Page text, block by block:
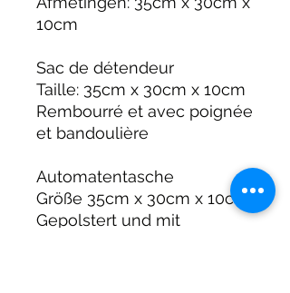
10cm
Sac de détendeur
Taille: 35cm x 30cm x 10cm
Rembourré et avec poignée
et bandoulière
Automatentasche
Größe 35cm x 30cm x 10cm
Gepolstert und mit